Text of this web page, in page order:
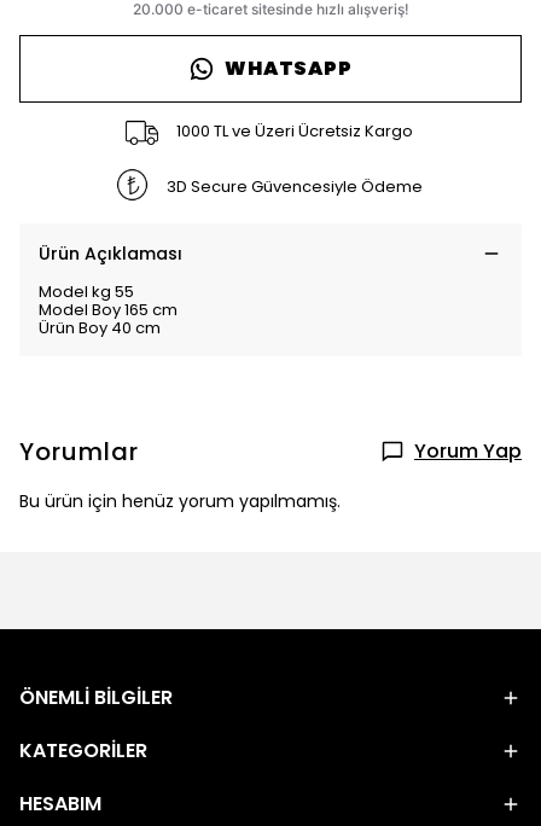
WHATSAPP
1000 TL ve Üzeri Ücretsiz Kargo
3D Secure Güvencesiyle Ödeme
Ürün Açıklaması
Model kg 55
Model Boy 165 cm
Ürün Boy 40 cm
Yorumlar Yorum Yap
Bu ürün için henüz yorum yapılmamış.
ÖNEMLİ BİLGİLER
KATEGORİLER
HESABIM